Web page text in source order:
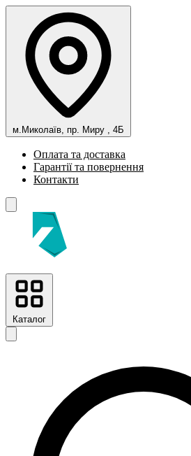
м.Миколаїв, пр. Миру , 4Б
Оплата та доставка
Гарантії та повернення
Контакти
Каталог